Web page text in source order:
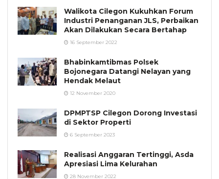
Walikota Cilegon Kukuhkan Forum
Industri Penanganan JLS, Perbaikan
Akan Dilakukan Secara Bertahap
16 September 2022
Bhabinkamtibmas Polsek
Bojonegara Datangi Nelayan yang
Hendak Melaut
12 November 2020
DPMPTSP Cilegon Dorong Investasi
di Sektor Properti
6 September 2023
Realisasi Anggaran Tertinggi, Asda
Apresiasi Lima Kelurahan
28 November 2022